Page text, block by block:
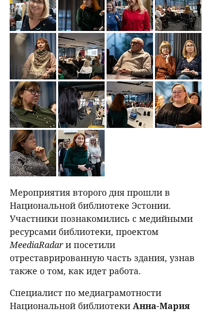
Мероприятия второго дня прошли в
Национальной библиотеке Эстонии.
Участники познакомились с медийными
ресурсами библиотеки, проектом
MeediaRadarи посетили
отреставрированную часть здания, узнав
также о том, как идет работа.
Специалист по медиаграмотности
Национальной библиотеки Анна-Мария